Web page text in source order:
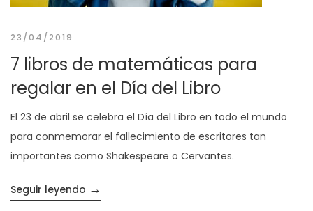
23/04/2019
7 libros de matemáticas para
regalar en el Día del Libro
El 23 de abril se celebra el Día del Libro en todo el mundo
para conmemorar el fallecimiento de escritores tan
importantes como Shakespeare o Cervantes.
Seguir leyendo «7 libros de matemáticas para regalar en
→